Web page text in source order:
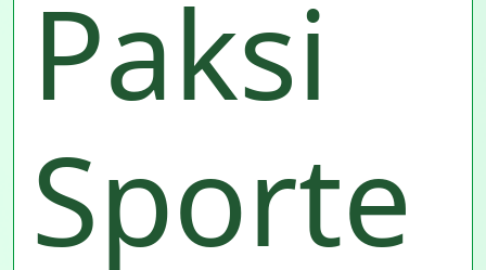
Paksi
Sporte